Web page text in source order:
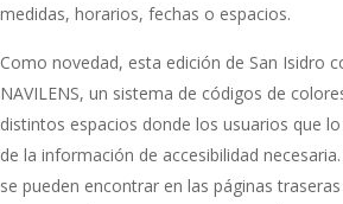
medidas, horarios, fechas o espacios.
Como novedad, esta edición de San Isidro
NAVILENS, un sistema de códigos de
distintos espacios donde los usuarios que
de la información de accesibilidad
se pueden encontrar en las páginas